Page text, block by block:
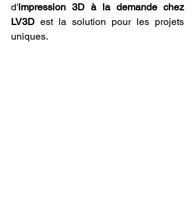
d'impression 3D à la demande chez
LV3D est la solution pour les projets
uniques.